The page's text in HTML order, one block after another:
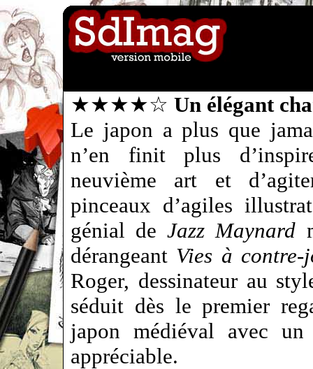
★★★★☆ Un élégant
Le japon a plus que
n’en finit plus
neuvième art et
pinceaux d’agiles
génial deJazz Maynard
dérangeant Vies à contre-
Roger, dessinateur au
séduit dès le premier
japon médiéval avec
appréciable.